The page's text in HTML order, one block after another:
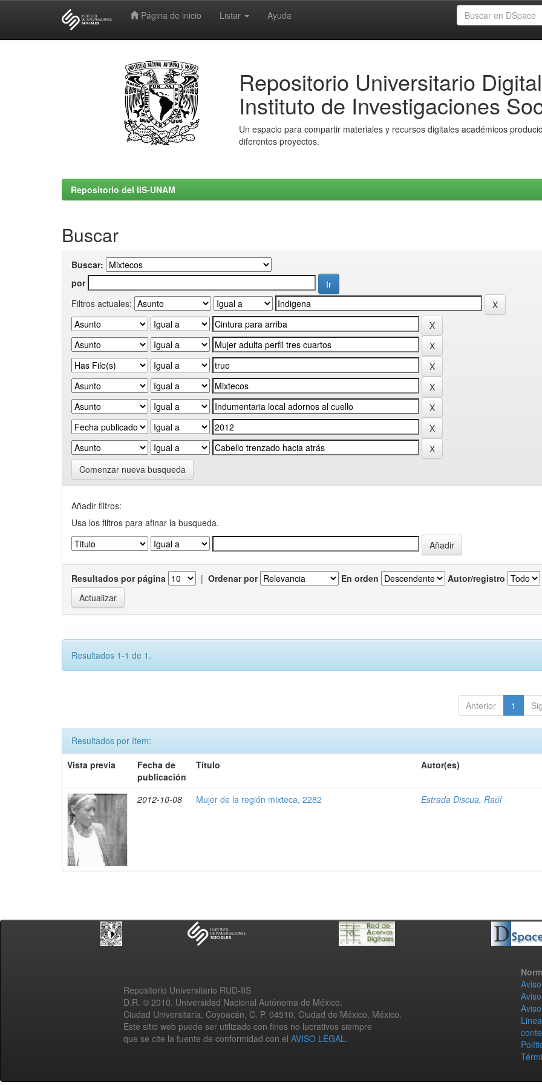
Página de inicio Listar Ayuda
Repositorio Universitario Digital
Instituto de Investigaciones
Un espacio para compartir materiales y recursos digitales académicos
diferentes proyectos.
Repositorio del IIS-UNAM
Buscar
Buscar:
por
Filtros actuales:
Comenzar nueva busqueda
Añadir filtros:
Usa los filtros para afinar la busqueda.
Resultados por página | Ordenar por En orden Autor/registro
Resultados 1-1 de 1.
Anterior 1
Resultados por ítem:
Vista previa
Fecha de
publicación
Título Autor(es)
2012-10-08 Mujer de la región mixteca, 2282 Estrada Discua, Raúl
Repositorio Universitario RUD-IIS
D.R. © 2010. Universidad Nacional Autónoma de México.
Ciudad Universitaria, Coyoacán, C. P. 04510, Ciudad de México, México.
Este sitio web puede ser utilizado con fines no lucrativos siempre
que se cite la fuente de conformidad con el AVISO LEGAL.